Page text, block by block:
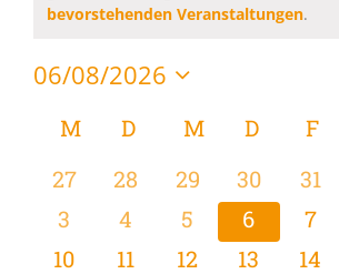
bevorstehenden Veranstaltungen.
06/08/2026
wählen.
Kalender
von
Veranstaltungen
MMONTAG
D DIENSTAG
MMITTWOCH
D F
0
Veranstaltungen
27
0
Veranstaltungen
28
0
Veranstaltungen
29
0
30
0
31
0
Veranstaltungen
3
0
Veranstaltungen
4
0
Veranstaltungen
5
0
6
0
7
0
10
0
11
0
12
0
13
0
14